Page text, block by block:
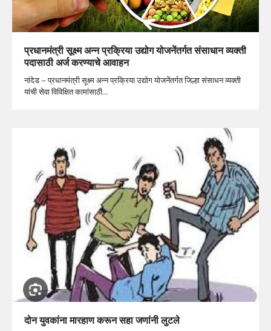
प्रधानमंत्री सूक्ष्म अन्न प्रक्रिया उद्योग योजनेंतर्गत संसाधान व्यक्ती
पदासाठी अर्ज करण्याचे आवाहन
नांदेड – प्रधानमंत्री सूक्ष्म अन्न प्रक्रिया उद्योग योजनेंतर्गत जिल्हा संसाधन व्यक्ती
यांची सेवा विविक्षित कामांसाठी…
दोन युवकांना मारहाण करून सहा जणांनी लुटले